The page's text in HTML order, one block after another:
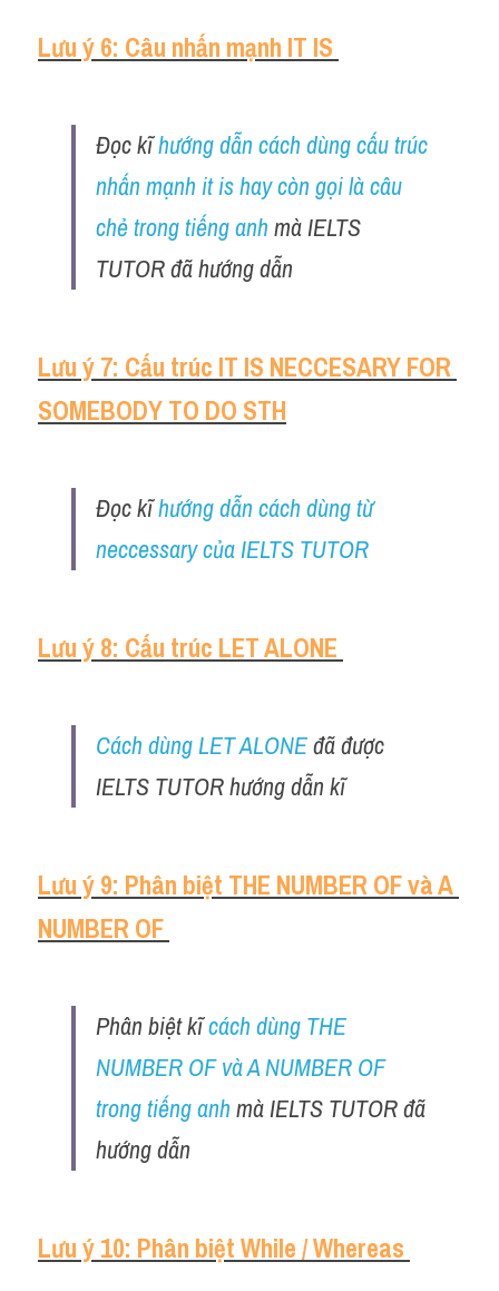
Lưu ý 6: Câu nhấn mạnh IT IS
Đọc kĩ hướng dẫn cách dùng cấu trúc
nhấn mạnh it is hay còn gọi là câu
chẻ trong tiếng anh mà IELTS
TUTOR đã hướng dẫn
Lưu ý 7: Cấu trúc IT IS NECCESARY FOR
SOMEBODY TO DO STH
Đọc kĩ hướng dẫn cách dùng từ
neccessary của IELTS TUTOR
Lưu ý 8: Cấu trúc LET ALONE
Cách dùng LET ALONE đã được
IELTS TUTOR hướng dẫn kĩ
Lưu ý 9: Phân biệt THE NUMBER OF và A
NUMBER OF
Phân biệt kĩ cách dùng THE
NUMBER OF và A NUMBER OF
trong tiếng anh mà IELTS TUTOR đã
hướng dẫn
Lưu ý 10: Phân biệt While / Whereas